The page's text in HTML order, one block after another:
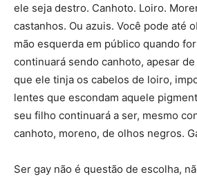
ele seja destro. Canhoto. Loiro.
castanhos. Ou azuis. Você pode até
mão esquerda em público quando
continuará sendo canhoto, apesar
que ele tinja os cabelos de loiro,
lentes que escondam aquele
seu filho continuará a ser, mesmo
canhoto, moreno, de olhos negros.
Ser gay não é questão de escolha,